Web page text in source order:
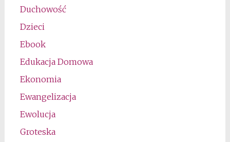
Duchowość
Dzieci
Ebook
Edukacja Domowa
Ekonomia
Ewangelizacja
Ewolucja
Groteska